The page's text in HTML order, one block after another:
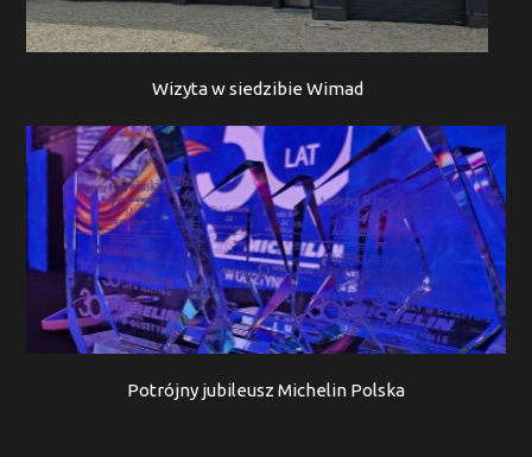
Wizyta w siedzibie Wimad
Potrójny jubileusz Michelin Polska